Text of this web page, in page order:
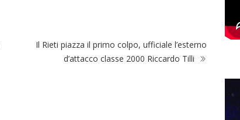
Il Rieti piazza il primo colpo, ufficiale l’esterno
d’attacco classe 2000 Riccardo Tilli